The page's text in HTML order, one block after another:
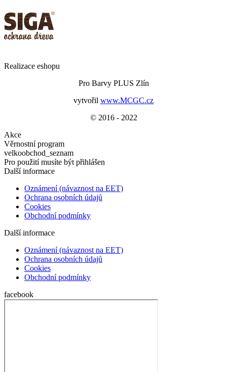
Realizace eshopu
Pro Barvy PLUS Zlín
vytvořil www.MCGC.cz
© 2016 - 2022
Akce
Věrnostní program
velkoobchod_seznam
Pro použití musíte být přihlášen
Další informace
Oznámení (návaznost na EET)
Ochrana osobních údajů
Cookies
Obchodní podmínky
Další informace
Oznámení (návaznost na EET)
Ochrana osobních údajů
Cookies
Obchodní podmínky
facebook